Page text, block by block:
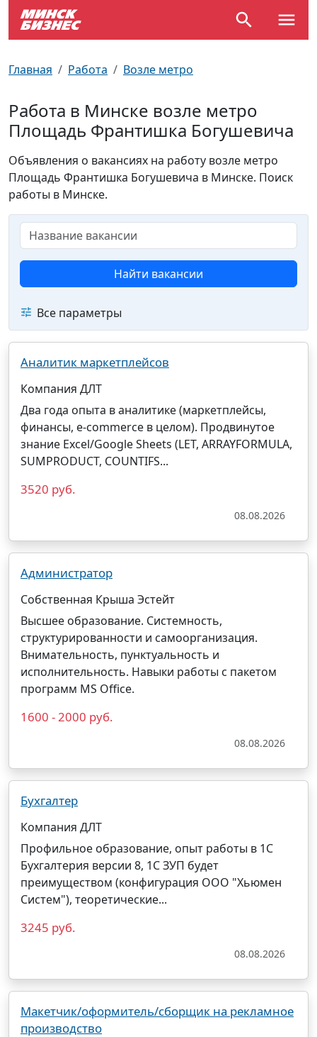
Главная Работа Возле метро
Работа в Минске возле метро
Площадь Франтишка Богушевича
Объявления о вакансиях на работу возле метро
Площадь Франтишка Богушевича в Минске. Поиск
работы в Минске.
Найти вакансии
Все параметры
Аналитик маркетплейсов
Компания ДЛТ
Два года опыта в аналитике (маркетплейсы,
финансы, e-commerce в целом). Продвинутое
знание Excel/Google Sheets (LET, ARRAYFORMULA,
SUMPRODUCT, COUNTIFS...
3520 руб.
08.08.2026
Администратор
Собственная Крыша Эстейт
Высшее образование. Системность,
структурированности и самоорганизация.
Внимательность, пунктуальность и
исполнительность. Навыки работы с пакетом
программ MS Office.
1600 - 2000 руб.
08.08.2026
Бухгалтер
Компания ДЛТ
Профильное образование, опыт работы в 1С
Бухгалтерия версии 8, 1С ЗУП будет
преимуществом (конфигурация ООО "Хьюмен
Систем"), теоретические...
3245 руб.
08.08.2026
Макетчик/оформитель/сборщик на рекламное
производство
Возле метро
Почтовые индексы
Улицы Минска
Производственный календарь
Документы для ЗАГСа
Схема метро
Пробки на дорогах
Самолеты